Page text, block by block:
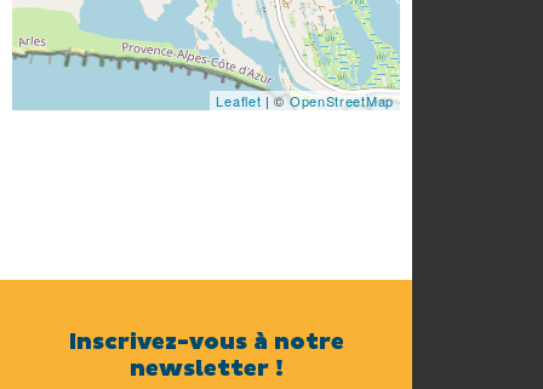
Leaflet | ©OpenStreetMap
Inscrivez-vous à notre
newsletter !